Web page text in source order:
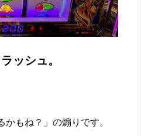
ッシュ。
もね？」の煽りです。